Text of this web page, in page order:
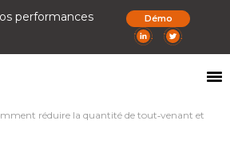
performances Démo
réduire la quantité de tout‑venant et